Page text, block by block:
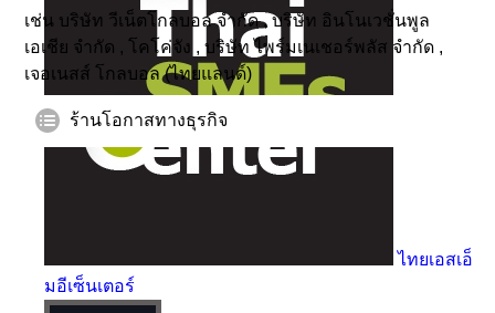
เช่น บริษัท วีเน็ตโกลบอล จำกัด,บริษัท อินโนเวชั่นพูล
เอเชีย จำกัด , โคโค่จัง , บริษัท ไพร์มเนเชอร์พลัส จำกัด ,
เจอเนสส์ โกลบอล (ไทยแลนด์)
ร้านโอกาสทางธุรกิจ
ไทยเอสเอ็
มอีเซ็นเตอร์